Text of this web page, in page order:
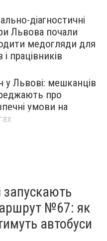
діагностичні
Львова почали
медогляди для
і працівників
у Львові: мешканців
про
умови на
запускають
№67: як
автобуси